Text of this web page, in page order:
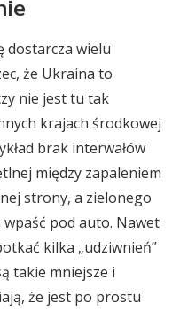
dostarcza wielu
że Ukraina to
nie jest tu tak
krajach środkowej
brak interwałów
między zapaleniem
strony, a zielonego
pod auto. Nawet
kilka „udziwnień”
takie mniejsze i
że jest po prostu